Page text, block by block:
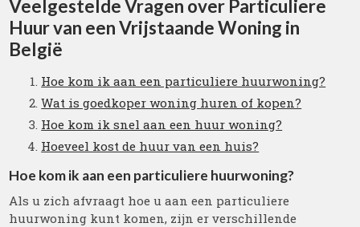
Veelgestelde Vragen over Particuliere
Huur van een Vrijstaande Woning in
België
Hoe kom ik aan een particuliere huurwoning?
Wat is goedkoper woning huren of kopen?
Hoe kom ik snel aan een huur woning?
Hoeveel kost de huur van een huis?
Hoe kom ik aan een particuliere huurwoning?
Als u zich afvraagt hoe u aan een particuliere
huurwoning kunt komen, zijn er verschillende